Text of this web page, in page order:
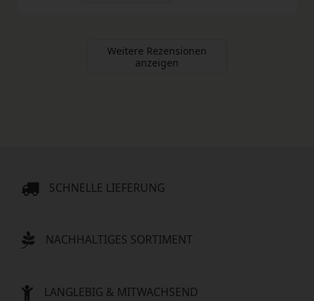
Weitere Rezensionen
anzeigen
SCHNELLE LIEFERUNG
NACHHALTIGES SORTIMENT
LANGLEBIG & MITWACHSEND